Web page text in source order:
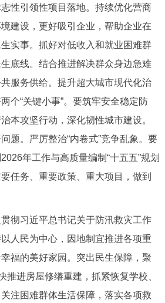
性引领性项目落地。持续优化营商
建设，更好吸引企业，帮助企业在
实事。抓好对低收入和就业困难群
底线。结合推进解决群众身边急难
服务供给。提升超大城市现代化治
个“关键小事”。要筑牢安全稳定防
本攻坚行动，深化韧性城市建设。
题。严厉整治“内卷式”竞争乱象。要
年工作与高质量编制“十五五”规划
任务、重要政策、重大项目，做到
习近平总书记关于防汛救灾工作
人民为中心，因地制宜推进各项重
福的美好家园。突出民生保障，聚
推进房屋修缮重建，抓紧恢复学校、
注困难群体生活保障，落实各项救